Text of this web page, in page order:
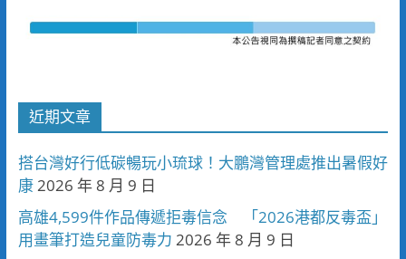
近期文章
搭台灣好行低碳暢玩小琉球！大鵬灣管理處推出暑假好
康2026 年 8 月 9 日
高雄4,599件作品傳遞拒毒信念 「2026港都反毒盃」
用畫筆打造兒童防毒力 2026 年 8 月 9 日